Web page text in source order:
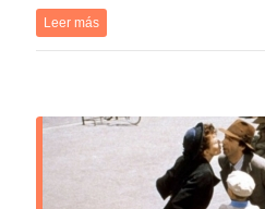
Leer más